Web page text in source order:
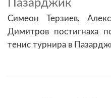
Пазарджик
Симеон Терзиев,
Димитров постигнаха
тенис турнира в